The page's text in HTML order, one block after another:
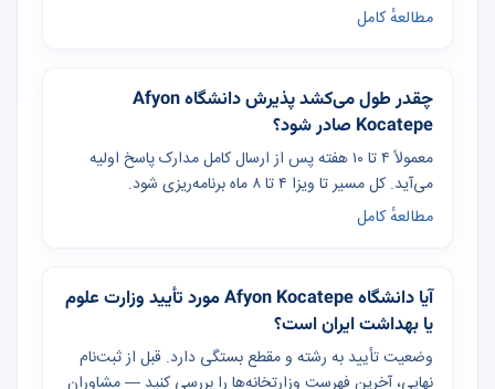
مطالعهٔ کامل
چقدر طول می‌کشد پذیرش دانشگاه Afyon
Kocatepe صادر شود؟
معمولاً ۴ تا ۱۰ هفته پس از ارسال کامل مدارک پاسخ اولیه
می‌آید. کل مسیر تا ویزا ۴ تا ۸ ماه برنامه‌ریزی شود.
مطالعهٔ کامل
آیا دانشگاه Afyon Kocatepe مورد تأیید وزارت علوم
یا بهداشت ایران است؟
وضعیت تأیید به رشته و مقطع بستگی دارد. قبل از ثبت‌نام
نهایی، آخرین فهرست وزارتخانه‌ها را بررسی کنید — مشاوران